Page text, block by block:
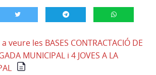
veure les BASES CONTRACTACIÓ DE
MUNICIPAL i 4 JOVES A LA